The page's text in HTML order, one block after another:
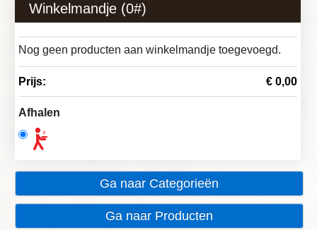
Winkelmandje (0#)
Nog geen producten aan winkelmandje toegevoegd.
Prijs: € 0,00
Afhalen
Ga naar Categorieën
Ga naar Producten